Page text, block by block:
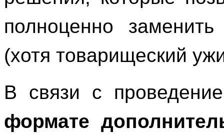
полноценно
(хотя товарищеский
В связи с
формате